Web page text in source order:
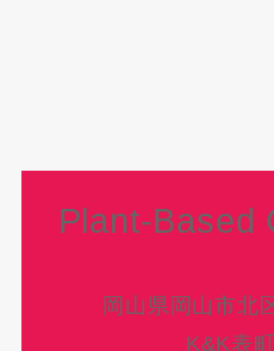
Plant-Based
岡山県岡山市北
K&K表